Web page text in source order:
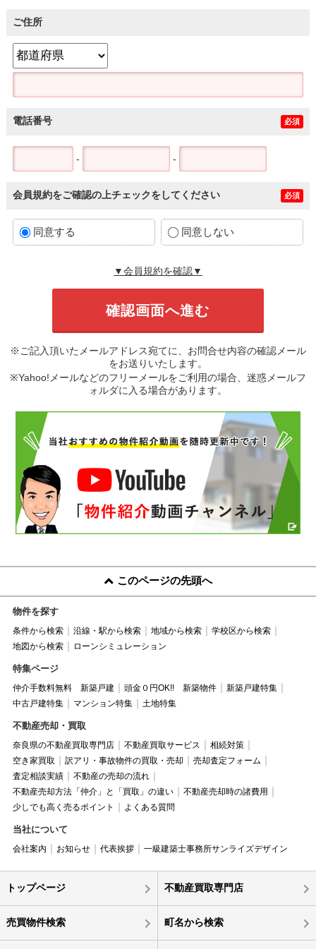
ご住所
電話番号 必須
- -
会員規約をご確認の上チェックをしてください 必須
同意する 同意しない
▼会員規約を確認▼
※ご記入頂いたメールアドレス宛てに、お問合せ内容の確認メール
をお送りいたします。
※Yahoo!メールなどのフリーメールをご利用の場合、迷惑メールフ
ォルダに入る場合があります。
このページの先頭へ
物件を探す
条件から検索 沿線・駅から検索 地域から検索
学校区から検索
地図から検索
ローンシミュレーション
特集ページ
仲介手数料無料 新築戸建 頭金０円OK!! 新築物件
新築戸建特集
中古戸建特集
マンション特集 土地特集
不動産売却・買取
奈良県の不動産買取専門店 不動産買取サービス
相続対策
空き家買取
訳アリ・事故物件の買取・売却
売却査定フォーム
査定相談実績
不動産の売却の流れ
不動産売却方法「仲介」と「買取」の違い
不動産売却時の諸費用
少しでも高く売るポイント
よくある質問
当社について
会社案内 お知らせ 代表挨拶 一級建築士事務所サンライズデザイン
トップページ 不動産買取専門店
売買物件検索 町名から検索